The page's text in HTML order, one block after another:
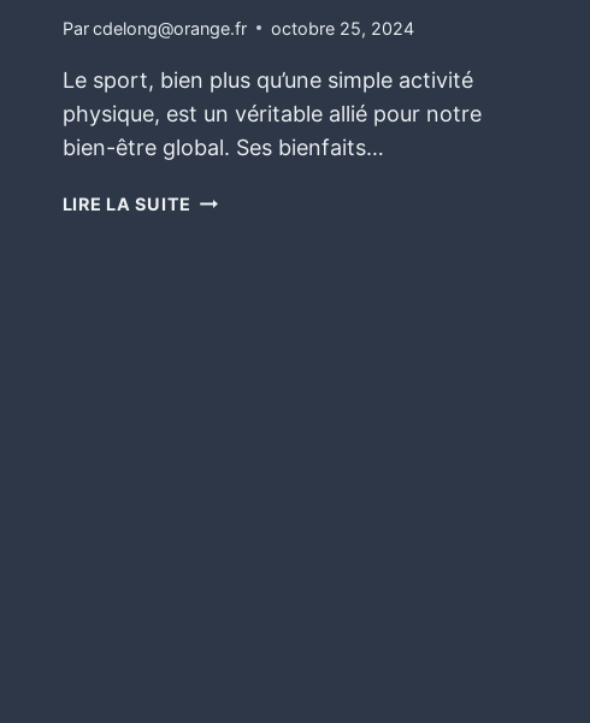
Parcdelong@orange.fr octobre 25, 2024
Le sport, bien plus qu’une simple activité
physique, est un véritable allié pour notre
bien-être global. Ses bienfaits…
LIRE LA SUITE